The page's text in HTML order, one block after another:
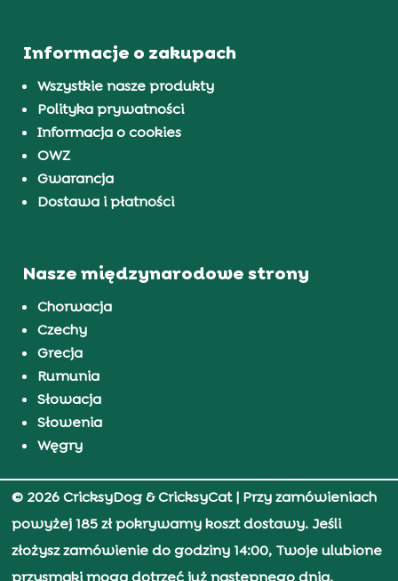
Informacje o zakupach
Wszystkie nasze produkty
Polityka prywatności
Informacja o cookies
OWZ
Gwarancja
Dostawa i płatności
Nasze międzynarodowe strony
Chorwacja
Czechy
Grecja
Rumunia
Słowacja
Słowenia
Węgry
© 2026 CricksyDog & CricksyCat| Przy zamówieniach
powyżej 185 zł pokrywamy koszt dostawy. Jeśli
złożysz zamówienie do godziny 14:00, Twoje ulubione
przysmaki mogą dotrzeć już następnego dnia.